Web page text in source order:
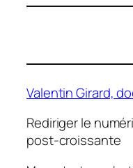
Valentin Girard,
Rediriger le
post-croissante